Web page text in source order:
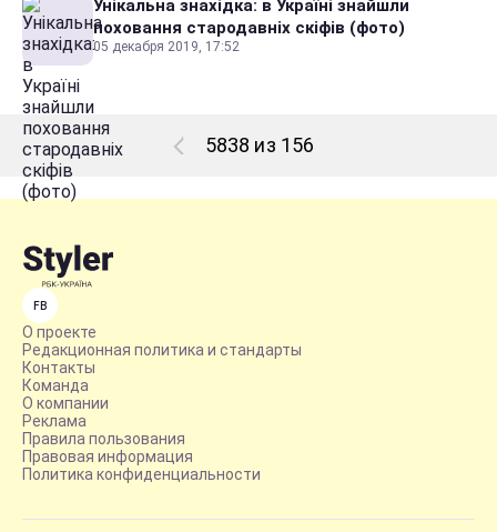
Унікальна знахідка: в Україні знайшли
поховання стародавніх скіфів (фото)
05 декабря 2019, 17:52
5838 из 156
FB
О проекте
Редакционная политика и стандарты
Контакты
Команда
О компании
Реклама
Правила пользования
Правовая информация
Политика конфиденциальности